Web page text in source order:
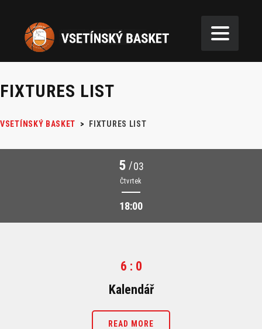
FIXTURES LIST
VSETÍNSKÝ BASKET > FIXTURES LIST
5 /03
Čtvrtek
18:00
6 : 0
Kalendář
READ MORE